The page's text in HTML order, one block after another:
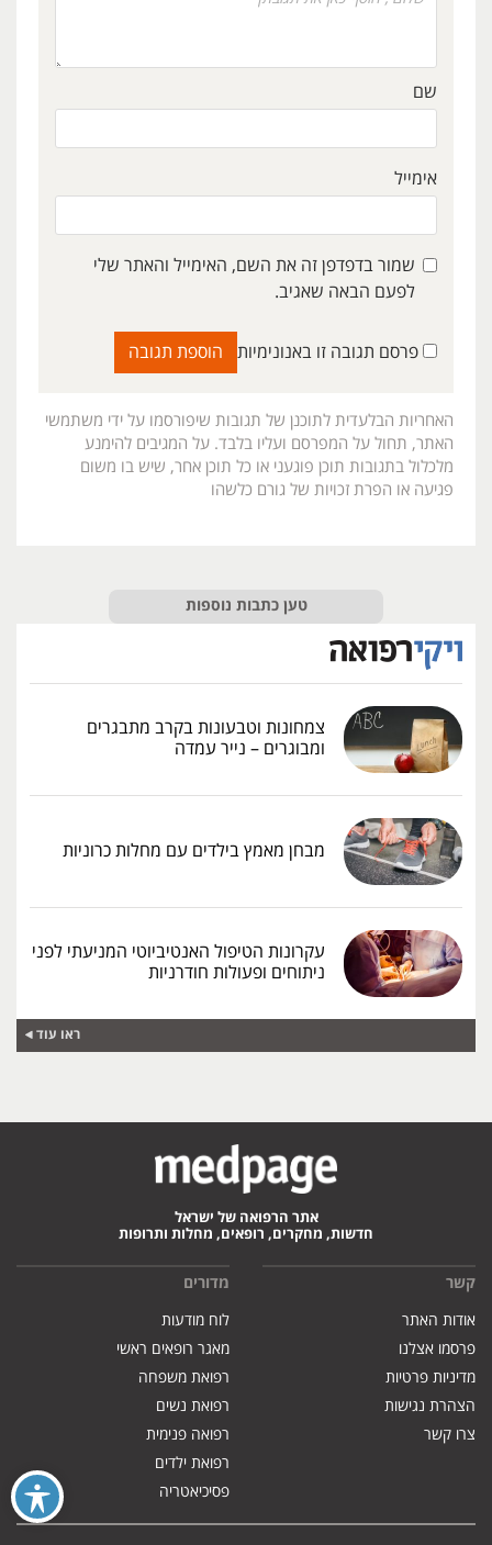
שם
אימייל
שמור בדפדפן זה את השם, האימייל והאתר שלי
לפעם הבאה שאגיב.
פרסם תגובה זו באנונימיות
האחריות הבלעדית לתוכנן של תגובות שיפורסמו על ידי משתמשי
האתר, תחול על המפרסם ועליו בלבד. על המגיבים להימנע
מלכלול בתגובות תוכן פוגעני או כל תוכן אחר, שיש בו משום
פגיעה או הפרת זכויות של גורם כלשהו
טען כתבות נוספות
צמחונות וטבעונות בקרב מתבגרים
ומבוגרים – נייר עמדה
מבחן מאמץ בילדים עם מחלות כרוניות
עקרונות הטיפול האנטיביוטי המניעתי לפני
ניתוחים ופעולות חודרניות
ראו עוד
אתר הרפואה של ישראל
חדשות, מחקרים, רופאים, מחלות ותרופות
קשר
אודות האתר
פרסמו אצלנו
מדיניות פרטיות
הצהרת נגישות
צרו קשר
מדורים
לוח מודעות
מאגר רופאים ראשי
רפואת משפחה
רפואת נשים
רפואה פנימית
רפואת ילדים
פסיכיאטריה